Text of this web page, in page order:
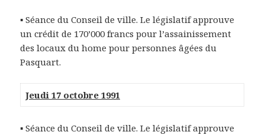
▪ Séance du Conseil de ville. Le législatif approuve
un crédit de 170’000 francs pour l’assainissement
des locaux du home pour personnes âgées du
Pasquart.
Jeudi 17 octobre 1991
▪ Séance du Conseil de ville. Le législatif approuve